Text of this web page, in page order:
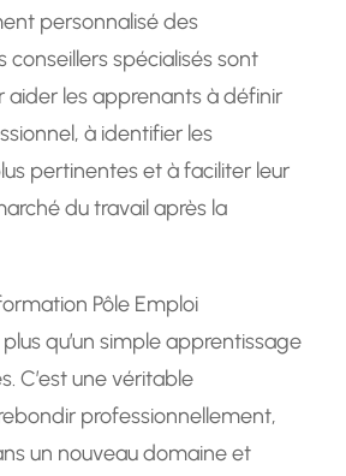
personnalisé des
conseillers spécialisés sont
aider les apprenants à définir
à identifier les
pertinentes et à faciliter leur
du travail après la
Pôle Emploi
qu’un simple apprentissage
C’est une véritable
professionnellement,
un nouveau domaine et